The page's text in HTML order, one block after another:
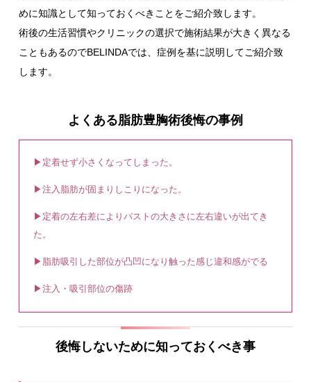
めに知識として知っておくべきことをご紹介致します。
術後の生活習慣やクリニックの選択で施術結果が大きく異なる
こともあるのでBELINDAでは、症例を基に説明してご紹介致
します。
よくある脂肪豊胸術後悔の事例
▶定着せず小さくなってしまった。
▶注入脂肪が固まりしこりになった。
▶定着の左右差によりバストの大きさに左右違いが出てき
た。
▶脂肪吸引した部位が凸凹になり触った感じ違和感がでる
▶注入・吸引部位の傷跡
後悔しないために知っておくべき事